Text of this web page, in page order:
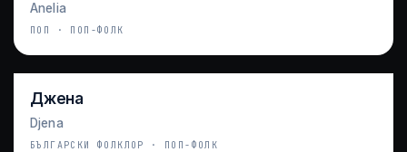
Anelia
ПОП · ПОП-ФОЛК
Джена
Djena
БЪЛГАРСКИ ФОЛКЛОР · ПОП-ФОЛК